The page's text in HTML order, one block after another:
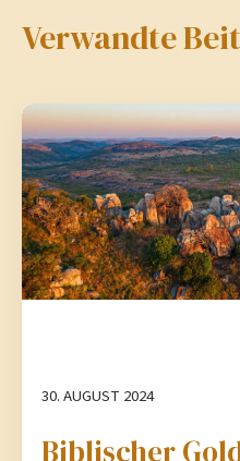
Verwandte
30. AUGUST 2024
Biblischer